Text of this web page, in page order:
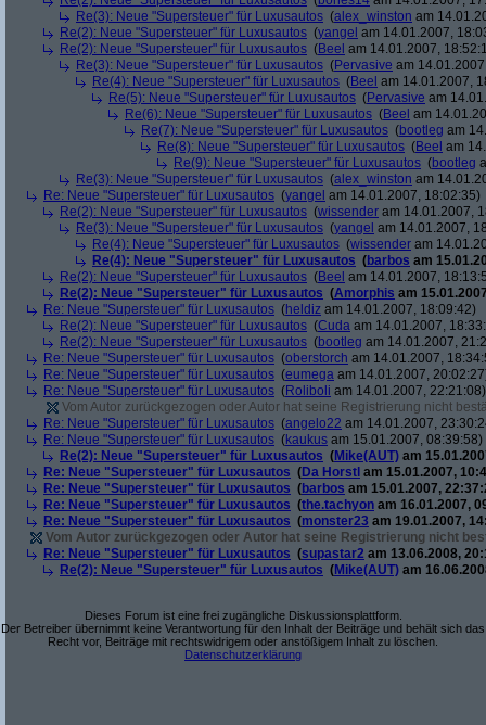
Re(3): Neue "Supersteuer" für Luxusautos (alex_winston am
Re(2): Neue "Supersteuer" für Luxusautos (yangel am 14.01.2007,
Re(2): Neue "Supersteuer" für Luxusautos (Beel am 14.01.2007,
Re(3): Neue "Supersteuer" für Luxusautos (Pervasive am
Re(4): Neue "Supersteuer" für Luxusautos (Beel am 14.01.2007,
Re(5): Neue "Supersteuer" für Luxusautos (Pervasive am
Re(6): Neue "Supersteuer" für Luxusautos (Beel am
Re(7): Neue "Supersteuer" für Luxusautos (bootleg am
Re(8): Neue "Supersteuer" für Luxusautos (Beel am
Re(9): Neue "Supersteuer" für Luxusautos (bootleg
Re(3): Neue "Supersteuer" für Luxusautos (alex_winston am
Re: Neue "Supersteuer" für Luxusautos (yangel am 14.01.2007, 18:02:35)
Re(2): Neue "Supersteuer" für Luxusautos (wissender am 14.01.2007,
Re(3): Neue "Supersteuer" für Luxusautos (yangel am 14.01.2007,
Re(4): Neue "Supersteuer" für Luxusautos (wissender am
Re(4): Neue "Supersteuer" für Luxusautos (barbos am
Re(2): Neue "Supersteuer" für Luxusautos (Beel am 14.01.2007,
Re(2): Neue "Supersteuer" für Luxusautos (Amorphis am
Re: Neue "Supersteuer" für Luxusautos (heldiz am 14.01.2007, 18:09:42)
Re(2): Neue "Supersteuer" für Luxusautos (Cuda am 14.01.2007,
Re(2): Neue "Supersteuer" für Luxusautos (bootleg am 14.01.2007,
Re: Neue "Supersteuer" für Luxusautos (oberstorch am 14.01.2007,
Re: Neue "Supersteuer" für Luxusautos (eumega am 14.01.2007,
Re: Neue "Supersteuer" für Luxusautos (Roliboli am 14.01.2007, 22:21:08)
Vom Autor zurückgezogen oder Autor hat seine Registrierung nicht
Re: Neue "Supersteuer" für Luxusautos (angelo22 am 14.01.2007,
Re: Neue "Supersteuer" für Luxusautos (kaukus am 15.01.2007, 08:39:58)
Re(2): Neue "Supersteuer" für Luxusautos (Mike(AUT) am
Re: Neue "Supersteuer" für Luxusautos (Da Horstl am 15.01.2007,
Re: Neue "Supersteuer" für Luxusautos (barbos am 15.01.2007,
Re: Neue "Supersteuer" für Luxusautos (the.tachyon am 16.01.2007,
Re: Neue "Supersteuer" für Luxusautos (monster23 am 19.01.2007,
Vom Autor zurückgezogen oder Autor hat seine Registrierung nicht
Re: Neue "Supersteuer" für Luxusautos (supastar2 am 13.06.2008,
Re(2): Neue "Supersteuer" für Luxusautos (Mike(AUT) am
Dieses Forum ist eine frei zugängliche Diskussionsplattform.
Der Betreiber übernimmt keine Verantwortung für den Inhalt der Beiträge und behält sich das
Recht vor, Beiträge mit rechtswidrigem oder anstößigem Inhalt zu löschen.
Datenschutzerklärung